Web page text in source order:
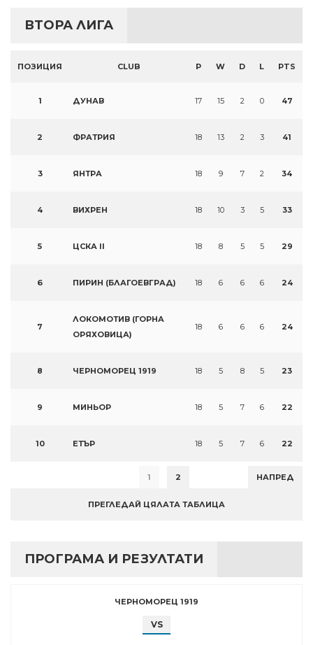
ВТОРА ЛИГА
ПОЗИЦИЯ CLUB P W D L PTS
1 ДУНАВ 17 15 2 0 47
2 ФРАТРИЯ 18 13 2 3 41
3 ЯНТРА 18 9 7 2 34
4 ВИХРЕН 18 10 3 5 33
5 ЦСКА II 18 8 5 5 29
6 ПИРИН (БЛАГОЕВГРАД) 18 6 6 6 24
7
ЛОКОМОТИВ (ГОРНА
ОРЯХОВИЦА)
18 6 6 6 24
8 ЧЕРНОМОРЕЦ 1919 18 5 8 5 23
9 МИНЬОР 18 5 7 6 22
10 ЕТЪР 18 5 7 6 22
1 2 НАПРЕД
ПРЕГЛЕДАЙ ЦЯЛАТА ТАБЛИЦА
ПРОГРАМА И РЕЗУЛТАТИ
ЧЕРНОМОРЕЦ 1919
VS